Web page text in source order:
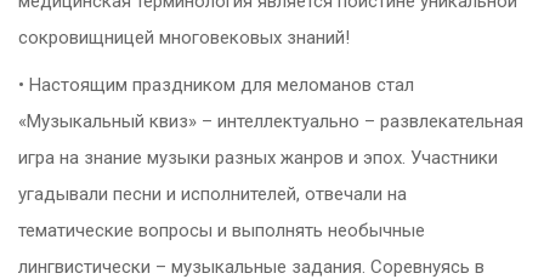
сокровищницей многовековых знаний!
• Настоящим праздником для меломанов стал
«Музыкальный квиз» – интеллектуально – развлекательная
игра на знание музыки разных жанров и эпох. Участники
угадывали песни и исполнителей, отвечали на
тематические вопросы и выполнять необычные
лингвистически – музыкальные задания. Соревнуясь в